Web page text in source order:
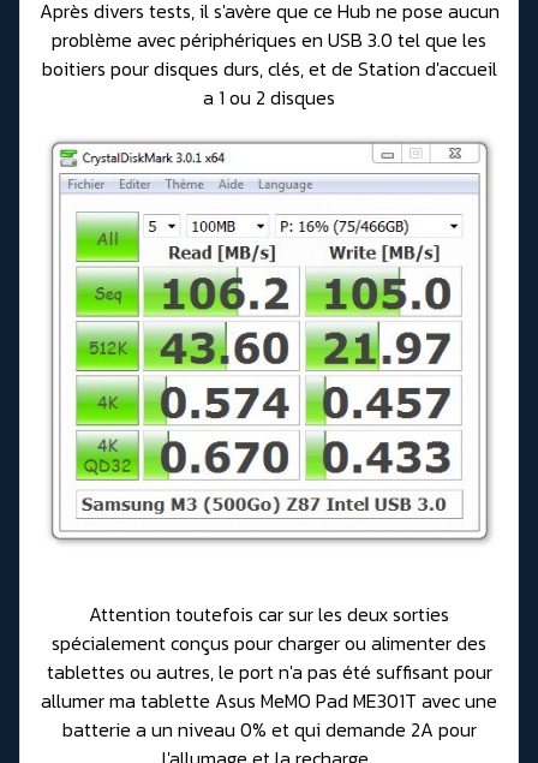
Après divers tests, il s'avère que ce Hub ne pose aucun
problème avec périphériques en USB 3.0 tel que les
boitiers pour disques durs, clés, et de Station d'accueil
a 1 ou 2 disques
Attention toutefois car sur les deux sorties
spécialement conçus pour charger ou alimenter des
tablettes ou autres, le port n'a pas été suffisant pour
allumer ma tablette Asus MeMO Pad ME301T avec une
batterie a un niveau 0% et qui demande 2A pour